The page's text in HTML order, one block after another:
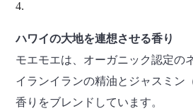
ハワイの大地を連想させる香り
モエモエは、オーガニック認定の
イランイランの精油とジャスミン
香りをブレンドしています。